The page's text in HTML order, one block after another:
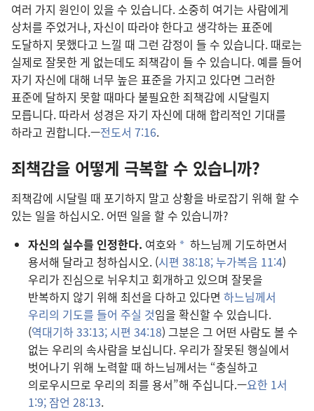
여러 가지 원인이 있을 수 있습니다. 소중히 여기는 사람에게
상처를 주었거나, 자신이 따라야 한다고 생각하는 표준에
도달하지 못했다고 느낄 때 그런 감정이 들 수 있습니다. 때로는
실제로 잘못한 게 없는데도 죄책감이 들 수 있습니다. 예를 들어
자기 자신에 대해 너무 높은 표준을 가지고 있다면 그러한
표준에 달하지 못할 때마다 불필요한 죄책감에 시달릴지
모릅니다. 따라서 성경은 자기 자신에 대해 합리적인 기대를
하라고 권합니다.—전도서 7:16.
죄책감을 어떻게 극복할 수 있습니까?
죄책감에 시달릴 때 포기하지 말고 상황을 바로잡기 위해 할 수
있는 일을 하십시오. 어떤 일을 할 수 있습니까?
자신의 실수를 인정한다. 여호와 a 하느님께 기도하면서
용서해 달라고 청하십시오. (시편 38:18;누가복음 11:4)
우리가 진심으로 뉘우치고 회개하고 있으며 잘못을
반복하지 않기 위해 최선을 다하고 있다면 하느님께서
우리의 기도를 들어 주실 것임을 확신할 수 있습니다.
(역대기하 33:13; 시편 34:18) 그분은 그 어떤 사람도 볼 수
없는 우리의 속사람을 보십니다. 우리가 잘못된 행실에서
벗어나기 위해 노력할 때 하느님께서는 “충실하고
의로우시므로 우리의 죄를 용서”해 주십니다.—요한 1서
1:9; 잠언 28:13.